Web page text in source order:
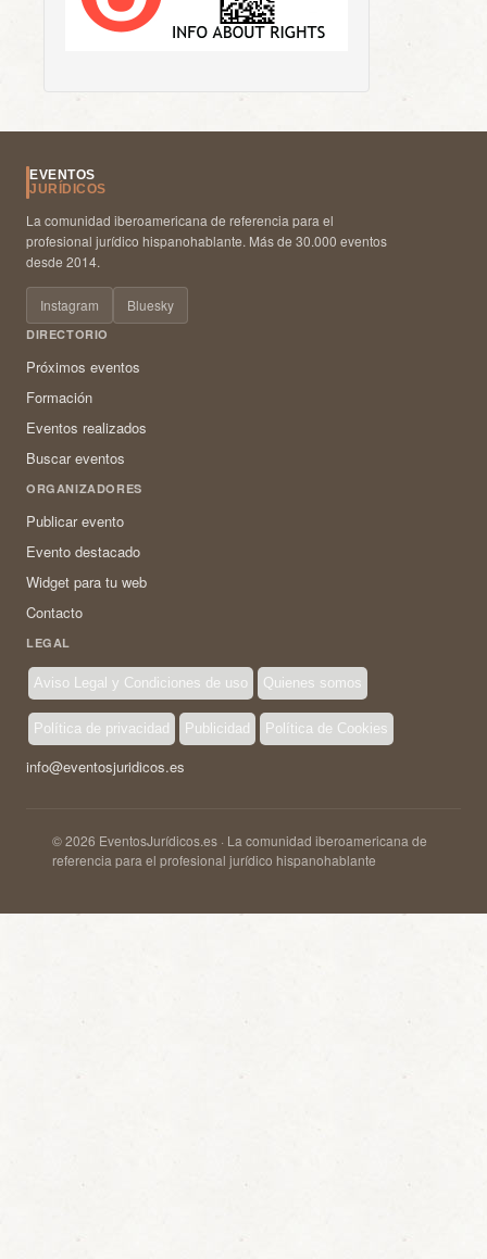
EVENTOS
JURÍDICOS
La comunidad iberoamericana de referencia para el
profesional jurídico hispanohablante. Más de 30.000 eventos
desde 2014.
Instagram Bluesky
DIRECTORIO
Próximos eventos
Formación
Eventos realizados
Buscar eventos
ORGANIZADORES
Publicar evento
Evento destacado
Widget para tu web
Contacto
LEGAL
Aviso Legal y Condiciones de uso Quienes somos
Política de privacidad Publicidad Política de Cookies
info@eventosjuridicos.es
© 2026 EventosJurídicos.es · La comunidad iberoamericana de
referencia para el profesional jurídico hispanohablante